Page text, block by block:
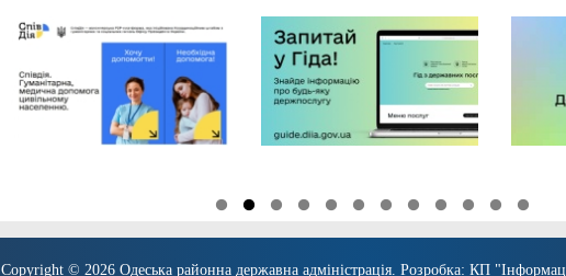
Copyright © 2026 Одеська районна державна адміністрація . Розробка: КП